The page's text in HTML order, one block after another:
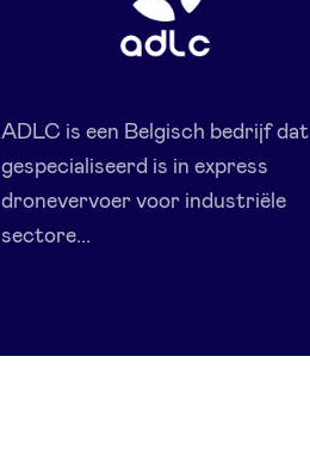
ADLC is een Belgisch bedrijf dat
gespecialiseerd is in express
dronevervoer voor industriële
sectore...